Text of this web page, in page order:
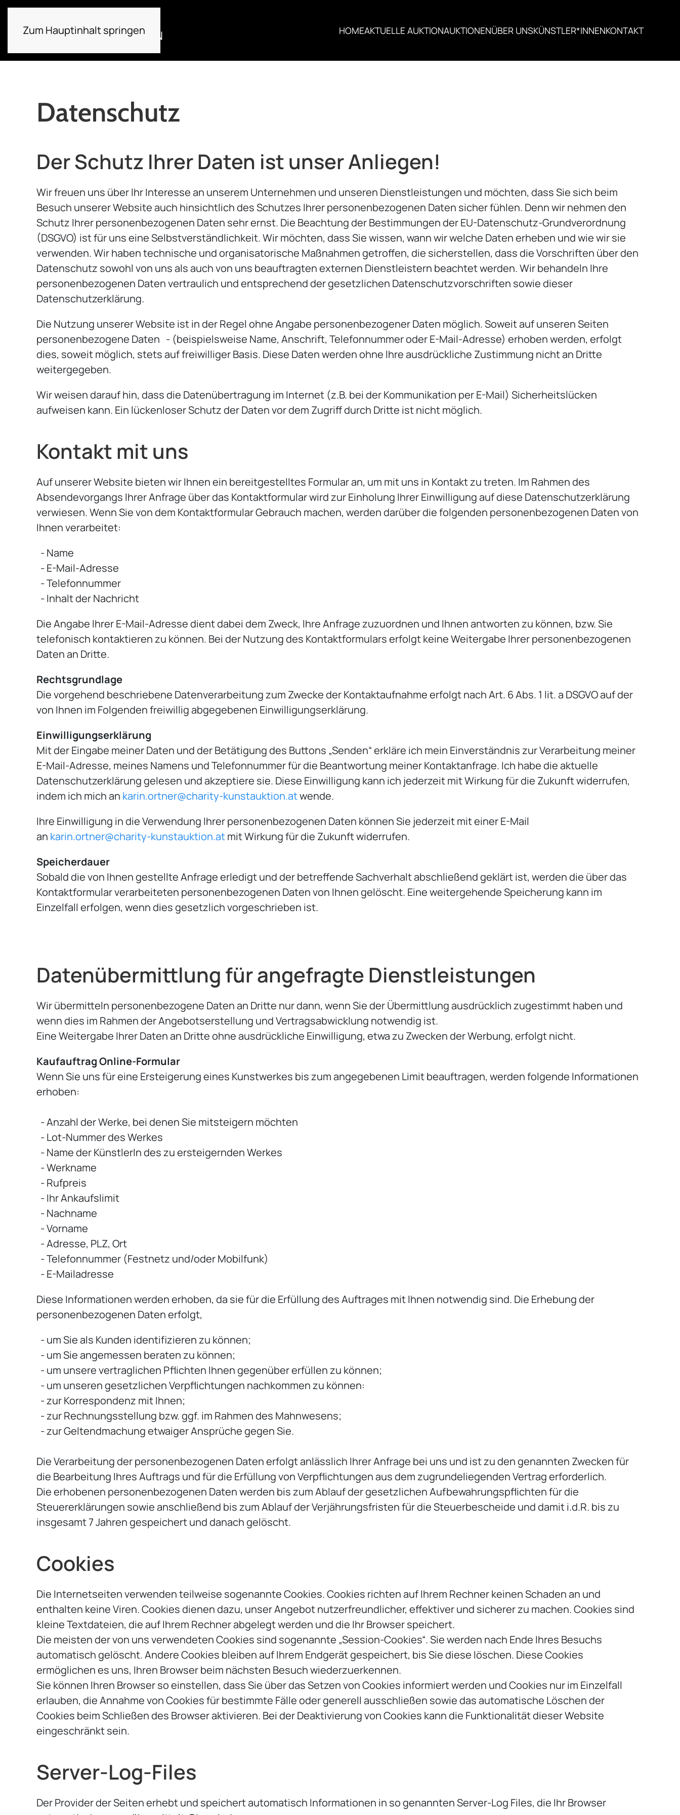
Zum Hauptinhalt springen HOMEAKTUELLE AUKTIONAUKTIONENÜBER UNSKÜNSTLER*INNENKONTAKT
Datenschutz
Der Schutz Ihrer Daten ist unser Anliegen!
Wir freuen uns über Ihr Interesse an unserem Unternehmen und unseren Dienstleistungen und möchten, dass Sie sich beim
Besuch unserer Website auch hinsichtlich des Schutzes Ihrer personenbezogenen Daten sicher fühlen. Denn wir nehmen den
Schutz Ihrer personenbezogenen Daten sehr ernst. Die Beachtung der Bestimmungen der EU-Datenschutz-Grundverordnung
(DSGVO) ist für uns eine Selbstverständlichkeit. Wir möchten, dass Sie wissen, wann wir welche Daten erheben und wie wir sie
verwenden. Wir haben technische und organisatorische Maßnahmen getroffen, die sicherstellen, dass die Vorschriften über den
Datenschutz sowohl von uns als auch von uns beauftragten externen Dienstleistern beachtet werden. Wir behandeln Ihre
personenbezogenen Daten vertraulich und entsprechend der gesetzlichen Datenschutzvorschriften sowie dieser
Datenschutzerklärung.
Die Nutzung unserer Website ist in der Regel ohne Angabe personenbezogener Daten möglich. Soweit auf unseren Seiten
personenbezogene Daten - (beispielsweise Name, Anschrift, Telefonnummer oder E-Mail-Adresse) erhoben werden, erfolgt
dies, soweit möglich, stets auf freiwilliger Basis. Diese Daten werden ohne Ihre ausdrückliche Zustimmung nicht an Dritte
weitergegeben.
Wir weisen darauf hin, dass die Datenübertragung im Internet (z.B. bei der Kommunikation per E-Mail) Sicherheitslücken
aufweisen kann. Ein lückenloser Schutz der Daten vor dem Zugriff durch Dritte ist nicht möglich.
Kontakt mit uns
Auf unserer Website bieten wir Ihnen ein bereitgestelltes Formular an, um mit uns in Kontakt zu treten. Im Rahmen des
Absendevorgangs Ihrer Anfrage über das Kontaktformular wird zur Einholung Ihrer Einwilligung auf diese Datenschutzerklärung
verwiesen. Wenn Sie von dem Kontaktformular Gebrauch machen, werden darüber die folgenden personenbezogenen Daten von
Ihnen verarbeitet:
- Name
- E-Mail-Adresse
- Telefonnummer
- Inhalt der Nachricht
Die Angabe Ihrer E-Mail-Adresse dient dabei dem Zweck, Ihre Anfrage zuzuordnen und Ihnen antworten zu können, bzw. Sie
telefonisch kontaktieren zu können. Bei der Nutzung des Kontaktformulars erfolgt keine Weitergabe Ihrer personenbezogenen
Daten an Dritte.
Rechtsgrundlage
Die vorgehend beschriebene Datenverarbeitung zum Zwecke der Kontaktaufnahme erfolgt nach Art. 6 Abs. 1 lit. a DSGVO auf der
von Ihnen im Folgenden freiwillig abgegebenen Einwilligungserklärung.
Einwilligungserklärung
Mit der Eingabe meiner Daten und der Betätigung des Buttons „Senden“ erkläre ich mein Einverständnis zur Verarbeitung meiner
E-Mail-Adresse, meines Namens und Telefonnummer für die Beantwortung meiner Kontaktanfrage. Ich habe die aktuelle
Datenschutzerklärung gelesen und akzeptiere sie. Diese Einwilligung kann ich jederzeit mit Wirkung für die Zukunft widerrufen,
indem ich mich an karin.ortner@charity-kunstauktion.atwende.
Ihre Einwilligung in die Verwendung Ihrer personenbezogenen Daten können Sie jederzeit mit einer E-Mail
an karin.ortner@charity-kunstauktion.atmit Wirkung für die Zukunft widerrufen.
Speicherdauer
Sobald die von Ihnen gestellte Anfrage erledigt und der betreffende Sachverhalt abschließend geklärt ist, werden die über das
Kontaktformular verarbeiteten personenbezogenen Daten von Ihnen gelöscht. Eine weitergehende Speicherung kann im
Einzelfall erfolgen, wenn dies gesetzlich vorgeschrieben ist.
Datenübermittlung für angefragte Dienstleistungen
Wir übermitteln personenbezogene Daten an Dritte nur dann, wenn Sie der Übermittlung ausdrücklich zugestimmt haben und
wenn dies im Rahmen der Angebotserstellung und Vertragsabwicklung notwendig ist.
Eine Weitergabe Ihrer Daten an Dritte ohne ausdrückliche Einwilligung, etwa zu Zwecken der Werbung, erfolgt nicht.
Kaufauftrag Online-Formular
Wenn Sie uns für eine Ersteigerung eines Kunstwerkes bis zum angegebenen Limit beauftragen, werden folgende Informationen
erhoben:
- Anzahl der Werke, bei denen Sie mitsteigern möchten
- Lot-Nummer des Werkes
- Name der KünstlerIn des zu ersteigernden Werkes
- Werkname
- Rufpreis
- Ihr Ankaufslimit
- Nachname
- Vorname
- Adresse, PLZ, Ort
- Telefonnummer (Festnetz und/oder Mobilfunk)
- E-Mailadresse
Diese Informationen werden erhoben, da sie für die Erfüllung des Auftrages mit Ihnen notwendig sind. Die Erhebung der
personenbezogenen Daten erfolgt,
- um Sie als Kunden identifizieren zu können;
- um Sie angemessen beraten zu können;
- um unsere vertraglichen Pflichten Ihnen gegenüber erfüllen zu können;
- um unseren gesetzlichen Verpflichtungen nachkommen zu können:
- zur Korrespondenz mit Ihnen;
- zur Rechnungsstellung bzw. ggf. im Rahmen des Mahnwesens;
- zur Geltendmachung etwaiger Ansprüche gegen Sie.
Die Verarbeitung der personenbezogenen Daten erfolgt anlässlich Ihrer Anfrage bei uns und ist zu den genannten Zwecken für
die Bearbeitung Ihres Auftrags und für die Erfüllung von Verpflichtungen aus dem zugrundeliegenden Vertrag erforderlich.
Die erhobenen personenbezogenen Daten werden bis zum Ablauf der gesetzlichen Aufbewahrungspflichten für die
Steuererklärungen sowie anschließend bis zum Ablauf der Verjährungsfristen für die Steuerbescheide und damit i.d.R. bis zu
insgesamt 7 Jahren gespeichert und danach gelöscht.
Cookies
Die Internetseiten verwenden teilweise sogenannte Cookies. Cookies richten auf Ihrem Rechner keinen Schaden an und
enthalten keine Viren. Cookies dienen dazu, unser Angebot nutzerfreundlicher, effektiver und sicherer zu machen. Cookies sind
kleine Textdateien, die auf Ihrem Rechner abgelegt werden und die Ihr Browser speichert.
Die meisten der von uns verwendeten Cookies sind sogenannte „Session-Cookies“. Sie werden nach Ende Ihres Besuchs
automatisch gelöscht. Andere Cookies bleiben auf Ihrem Endgerät gespeichert, bis Sie diese löschen. Diese Cookies
ermöglichen es uns, Ihren Browser beim nächsten Besuch wiederzuerkennen.
Sie können Ihren Browser so einstellen, dass Sie über das Setzen von Cookies informiert werden und Cookies nur im Einzelfall
erlauben, die Annahme von Cookies für bestimmte Fälle oder generell ausschließen sowie das automatische Löschen der
Cookies beim Schließen des Browser aktivieren. Bei der Deaktivierung von Cookies kann die Funktionalität dieser Website
eingeschränkt sein.
Server-Log-Files
Der Provider der Seiten erhebt und speichert automatisch Informationen in so genannten Server-Log Files, die Ihr Browser